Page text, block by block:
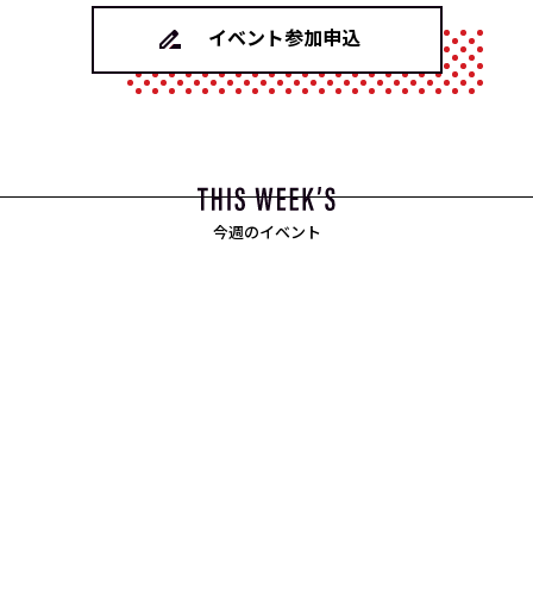
イベント参加申込
今週のイベント